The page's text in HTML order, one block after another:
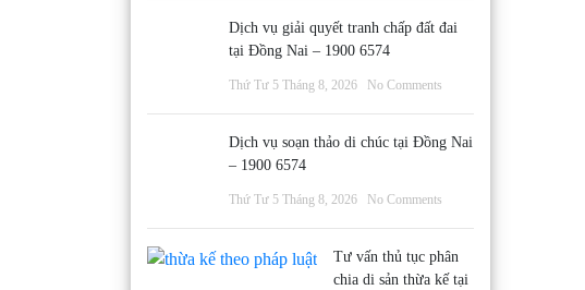
Dịch vụ giải quyết tranh chấp đất đai
tại Đồng Nai – 1900 6574
Thứ Tư 5 Tháng 8, 2026 No Comments
Dịch vụ soạn thảo di chúc tại Đồng Nai
– 1900 6574
Thứ Tư 5 Tháng 8, 2026 No Comments
Tư vấn thủ tục phân
chia di sản thừa kế tại